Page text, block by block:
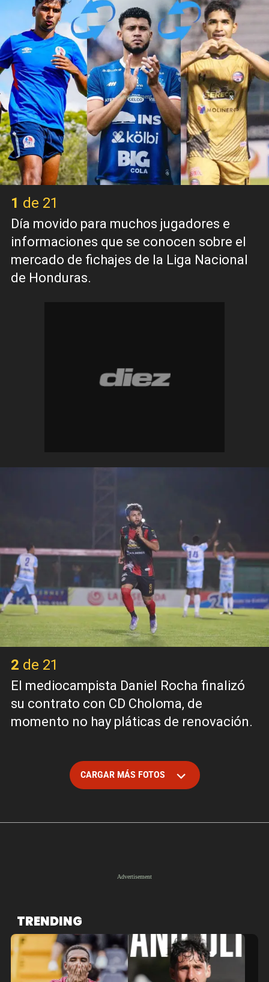
1 de 21
Día movido para muchos jugadores e
informaciones que se conocen sobre el
mercado de fichajes de la Liga Nacional
de Honduras.
2 de 21
El mediocampista Daniel Rocha finalizó
su contrato con CD Choloma, de
momento no hay pláticas de renovación.
X
CARGAR MÁS FOTOS
TRENDING